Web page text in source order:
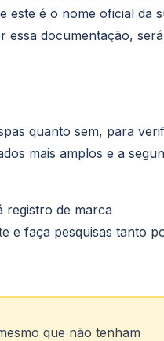
este é o nome oficial da
essa documentação, será
quanto sem, para
mais amplos e a
registro de marca
e faça pesquisas tanto
que não tenham